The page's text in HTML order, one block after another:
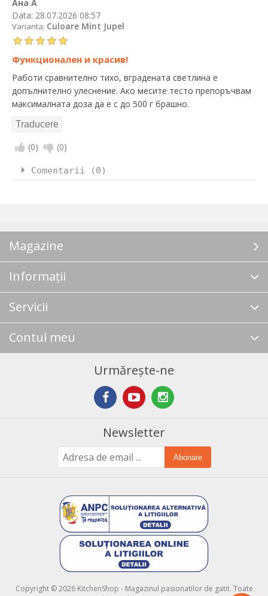
Ана А
Data: 28.07.2026 08:57
Varianta: Culoare Mint Jupel
Функционален и красив!
Работи сравнително тихо, вградената светлина е
допълнително улеснение. Ако месите тесто препоръчвам
максималната доза да е с до 500 г брашно.
(0) (0)
Comentarii (0)
Magazine
Informații
Servicii
Contul meu
Urmărește-ne
Newsletter
Abonare
Copyright © 2026 KitchenShop - Magazinul pasionatilor de gatit. Toate